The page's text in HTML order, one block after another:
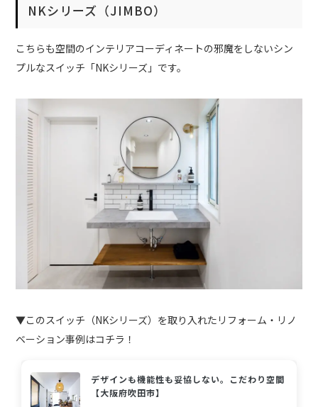
NKシリーズ（JIMBO）
こちらも空間のインテリアコーディネートの邪魔をしないシン
プルなスイッチ「NKシリーズ」です。
▼このスイッチ（NKシリーズ）を取り入れたリフォーム・リノ
ベーション事例はコチラ！
デザインも機能性も妥協しない。こだわり空間
【大阪府吹田市】